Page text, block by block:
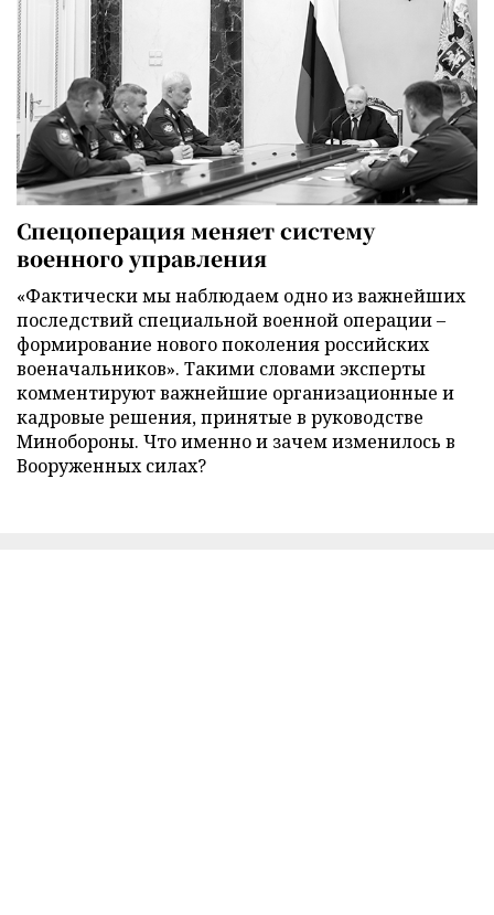
Спецоперация меняет систему
военного управления
«Фактически мы наблюдаем одно из важнейших
последствий специальной военной операции –
формирование нового поколения российских
военачальников». Такими словами эксперты
комментируют важнейшие организационные и
кадровые решения, принятые в руководстве
Минобороны. Что именно и зачем изменилось в
Вооруженных силах?